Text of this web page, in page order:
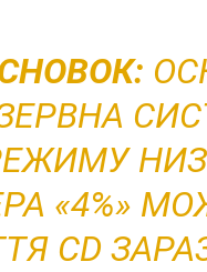
«4%»
CD